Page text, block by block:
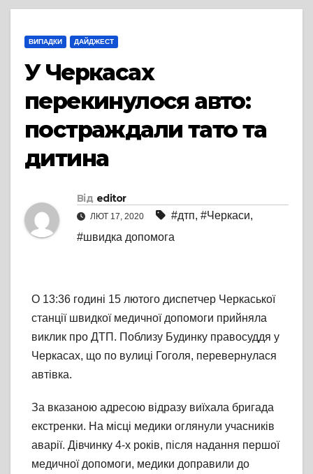
ВИПАДКИ ДАЙДЖЕСТ
У Черкасах
перекинулося авто:
постраждали тато та
дитина
Від editor
ЛЮТ 17, 2020 #дтп, #Черкаси,
#швидка допомога
О 13:36 годині 15 лютого диспетчер Черкаської
станції швидкої медичної допомоги прийняла
виклик про ДТП. Поблизу Будинку правосуддя у
Черкасах, що по вулиці Гоголя, перевернулася
автівка.
За вказаною адресою відразу виїхала бригада
екстренки. На місці медики оглянули учасників
аварії. Дівчинку 4-х років, після надання першої
медичної допомоги, медики доправили до